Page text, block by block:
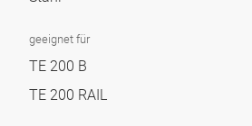
geeignet für
TE 200 B
TE 200 RAIL